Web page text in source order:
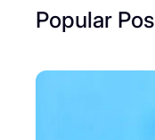
Popular